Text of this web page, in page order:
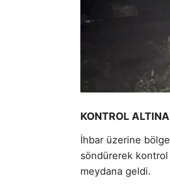
KONTROL
İhbar üzerine
söndürerek kontrol
meydana geldi.